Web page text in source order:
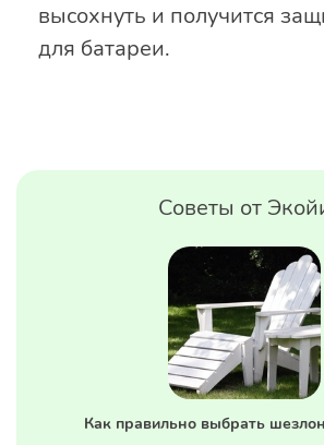
высохнуть и получится
для батареи.
Советы от
Как правильно выбрать